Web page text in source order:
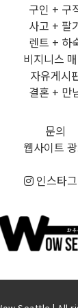
구인 + 구
사고 + 팔
렌트 + 하
비지니스
자유게시
결혼 + 만
문의
웹사이트
인스타